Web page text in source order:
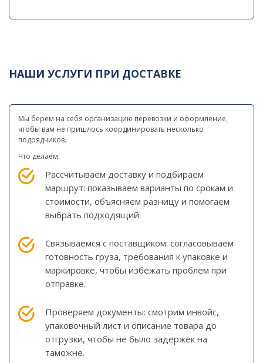
НАШИ УСЛУГИ ПРИ ДОСТАВКЕ
Мы берем на себя организацию перевозки и оформление,
чтобы вам не пришлось координировать несколько
подрядчиков.
Что делаем:
Рассчитываем доставку и подбираем
маршрут: показываем варианты по срокам и
стоимости, объясняем разницу и помогаем
выбрать подходящий.
Связываемся с поставщиком: согласовываем
готовность груза, требования к упаковке и
маркировке, чтобы избежать проблем при
отправке.
Проверяем документы: смотрим инвойс,
упаковочный лист и описание товара до
отгрузки, чтобы не было задержек на
таможне.